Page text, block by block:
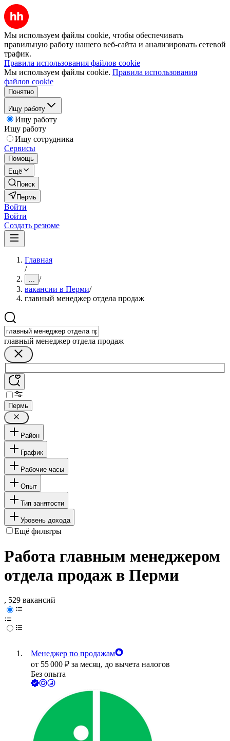
Мы используем файлы cookie, чтобы обеспечивать
правильную работу нашего веб-сайта и анализировать сетевой
трафик.
Правила использования файлов cookie
Мы используем файлы cookie. Правила использования
файлов cookie
Понятно
Ищу работу
Ищу работу
Ищу работу
Ищу сотрудника
Сервисы
Помощь
Ещё
Поиск
Пермь
Войти
Войти
Создать резюме
Главная
/
... /
вакансии в Перми/
главный менеджер отдела продаж
главный менеджер отдела продаж
Пермь
Район
График
Рабочие часы
Опыт
Тип занятости
Уровень дохода
Ещё фильтры
Работа главным менеджером
отдела продаж в Перми
, 529 вакансий
Менеджер по продажам
от 55 000 ₽ за месяц, до вычета налогов
Без опыта